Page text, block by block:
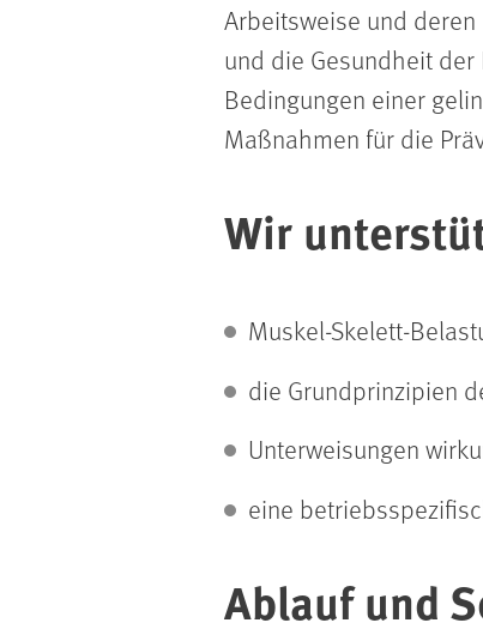
Arbeitsweise und
und die Gesundheit
Bedingungen einer
Maßnahmen für die
Wir
Muskel-Skelett-
die Grundprinzipien
Unterweisungen
eine
Ablauf und